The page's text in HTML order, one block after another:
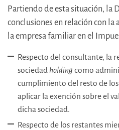
Partiendo de esta situación, la
conclusiones en relación con la
la empresa familiar en el
Respecto del consultante, la
sociedad holding como
cumplimiento del resto de
aplicar la exención sobre el
dicha sociedad.
Respecto de los restantes